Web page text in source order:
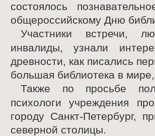
состоялось
общероссийскому Дню
Участники встречи,
инвалиды, узнали
древности, как писались
большая библиотека в
Также по просьбе
психологи учреждения
городу Санкт-Петербург,
северной столицы.